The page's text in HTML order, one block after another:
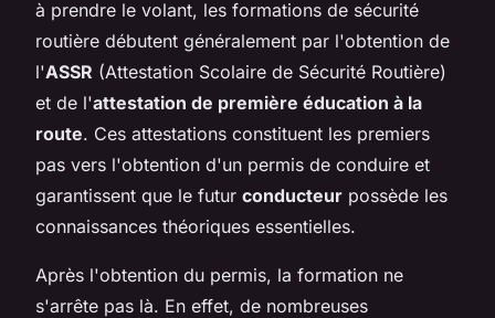
à prendre le volant, les formations de sécurité
routière débutent généralement par l'obtention de
l'ASSR (Attestation Scolaire de Sécurité Routière)
et de l'attestation de première éducation à la
route. Ces attestations constituent les premiers
pas vers l'obtention d'un permis de conduire et
garantissent que le futur conducteur possède les
connaissances théoriques essentielles.
Après l'obtention du permis, la formation ne
s'arrête pas là. En effet, de nombreuses